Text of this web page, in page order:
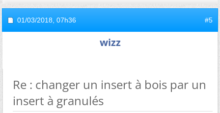
01/03/2018, 07h36 #5
wizz
Re : changer un insert à bois par un
insert à granulés